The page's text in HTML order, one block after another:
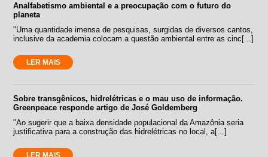
Analfabetismo ambiental e a preocupação com o futuro do
planeta
"Uma quantidade imensa de pesquisas, surgidas de diversos cantos,
inclusive da academia colocam a questão ambiental entre as cinc[...]
LER MAIS
Sobre transgênicos, hidrelétricas e o mau uso de informação.
Greenpeace responde artigo de José Goldemberg
"Ao sugerir que a baixa densidade populacional da Amazônia seria
justificativa para a construção das hidrelétricas no local, a[...]
LER MAIS